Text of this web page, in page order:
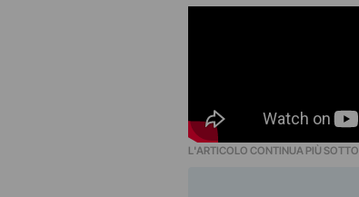
L'ARTICOLO CONTINUA PIÙ SOTTO